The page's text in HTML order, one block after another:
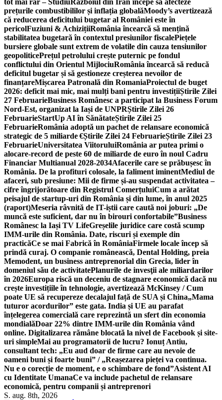
tot mai rar – StudiuRăzboiul din Iran începe să afecteze
prețurile combustibililor și inflația globalăMoody’s avertizează
că reducerea deficitului bugetar al României este în
pericolFuziuni & AchizițiiRomânia încearcă să mențină
stabilitatea bugetară în contextul presiunilor fiscalePiețele
bursiere globale sunt extrem de volatile din cauza tensiunilor
geopoliticePrețul petrolului crește puternic pe fondul
conflictului din Orientul MijlociuRomânia încearcă să reducă
deficitul bugetar și să gestioneze creșterea nevoilor de
finanțareMișcarea Patronală din RomaniaProiectul de buget
2026: deficit mai mic, mai mulți bani pentru investițiiȘtirile Zilei
27 FebruarieBusiness Românesc a participat la Business Forum
Nord-Est, organizat la Iași de UNPRȘtirile Zilei 26
FebruarieStartUp AI în SănătateȘtirile Zilei 25
FebruarieRomânia adoptă un pachet de relansare economică
strategic de 5 miliarde €Știrile Zilei 24 FebruarieȘtirile Zilei 23
FebruarieUniversitatea ViitoruluiRomânia ar putea primi o
alocare-record de peste 60 de miliarde de euro în noul Cadru
Financiar Multianual 2028-2034Afacerile care se prăbușesc în
România. De la profituri colosale, la faliment iminentMediul de
afaceri, sub presiune: Mii de firme și-au suspendat activitatea –
cifre îngrijorătoare din Registrul ComerțuluiCum a arătat
peisajul de startup-uri din România și din lume, în anul 2025
(raport)Meseria râvnită de IT-iștii care caută noi joburi: „De
muncă este suficient, dar nu în birouri confortabile”Business
Românesc la Iași TV LifeGreșelile juridice care costă scump
IMM-urile din România. Date, riscuri și exemple din
practicăCe se mai Fabrică în RomâniaFirmele locale încep să
prindă curaj. O companie românească, Dental Holding, preia
Memodent, un business antreprenorial din Grecia, lider în
domeniul său de activitatePlanurile de invesţii ale miliardarilor
în 2026Europa riscă un deceniu de stagnare economică dacă nu
crește investițiile în tehnologie, avertizează McKinsey / Cum
poate UE să recupereze decalajul față de SUA și China„Mama
tuturor acordurilor” este gata. India și UE au parafat
înțelegerea comercială care reprezintă un sfert din economia
mondialăDoar 22% dintre IMM-urile din România vând
online. Digitalizarea rămâne blocată la nivel de Facebook și site-
uri simpleMai au programatorii de lucru? Ionuț Antiu,
consultant tech: „Eu aud doar de firme care au nevoie de
oameni buni și foarte buni” / „Reașezarea pieței va continua.
Nu e o corecție de moment, e o schimbare de fond”Asistent AI
cu Identitate UmanaCe va include pachetul de relansare
economică, pentru companii și antreprenori
S. aug. 8th, 2026